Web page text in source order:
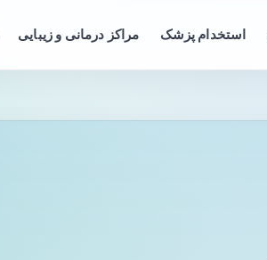
استخدام پزشک مراکز درمانی و زیبایی